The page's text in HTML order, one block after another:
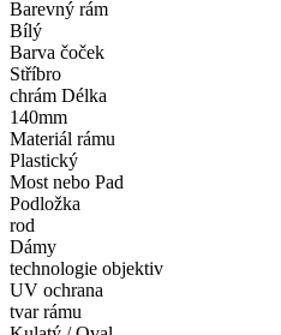
Barevný rám
Bílý
Barva čoček
Stříbro
chrám Délka
140mm
Materiál rámu
Plastický
Most nebo Pad
Podložka
rod
Dámy
technologie objektiv
UV ochrana
tvar rámu